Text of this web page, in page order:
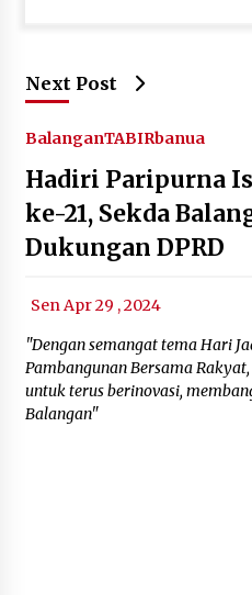
Next Post
BalanganTABIRbanua
Hadiri Paripurna
ke-21, Sekda
Dukungan DPRD
Sen Apr 29 , 2024
"Dengan semangat tema Hari
Pambangunan Bersama
untuk terus berinovasi,
Balangan"